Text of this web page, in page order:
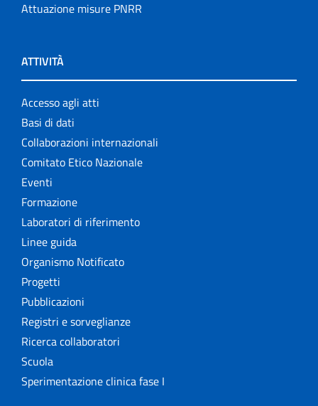
Attuazione misure PNRR
ATTIVITÀ
Accesso agli atti
Basi di dati
Collaborazioni internazionali
Comitato Etico Nazionale
Eventi
Formazione
Laboratori di riferimento
Linee guida
Organismo Notificato
Progetti
Pubblicazioni
Registri e sorveglianze
Ricerca collaboratori
Scuola
Sperimentazione clinica fase I